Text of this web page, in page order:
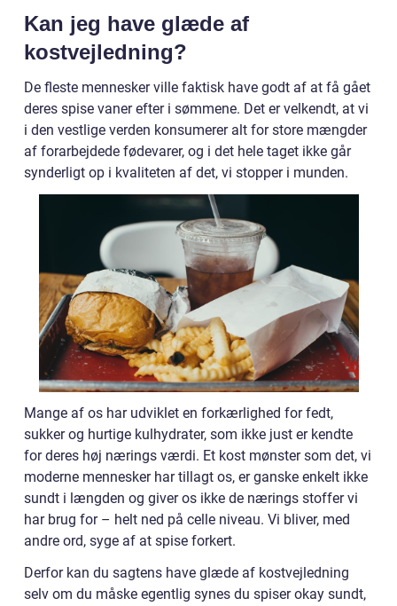
Kan jeg have glæde af
kostvejledning?
De fleste mennesker ville faktisk have godt af at få gået
deres spise vaner efter i sømmene. Det er velkendt, at vi
i den vestlige verden konsumerer alt for store mængder
af forarbejdede fødevarer, og i det hele taget ikke går
synderligt op i kvaliteten af det, vi stopper i munden.
Mange af os har udviklet en forkærlighed for fedt,
sukker og hurtige kulhydrater, som ikke just er kendte
for deres høj nærings værdi. Et kost mønster som det, vi
moderne mennesker har tillagt os, er ganske enkelt ikke
sundt i længden og giver os ikke de nærings stoffer vi
har brug for – helt ned på celle niveau. Vi bliver, med
andre ord, syge af at spise forkert.
Derfor kan du sagtens have glæde af kostvejledning
selv om du måske egentlig synes du spiser okay sundt,